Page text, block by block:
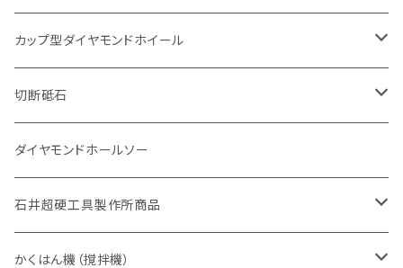
セグメント（特殊凸凹加工チップ
セグメントタイプ
一般道路カッター用
鋳鉄管切断用
セグメントタイプ
埋設鋳鉄管工事対応タイプ
ヒューム管・U字溝切断用
セグメント
セグメント（特殊凸凹加工チップ
アスファルト切断用
一般道路カッター用
セグメント（特殊凸凹加工チップ
セグメント
セグメント（特殊凸凹加工チップ
インターロッキング切断用
セグメントタイプ
一般道路カッター用
鋳鉄管切断用
セグメントタイプ
埋設鋳鉄管工事対応タイプ
ヒューム管・U字溝切断用
セグメントタイプ
セグメント（特殊凸凹加工チップ
アスファルト切断用
一般道路カッター用
セグメントタイプ
一般道路カッター用
鋳鉄管切断用
セグメントタイプ
埋設鋳鉄管工事対応タイプ
ヒューム管・U字溝切断用
セグメントタイプ
アスファルト切断用
一般道路カッター用
有効長 370mm
有効長 250mm
M27
有効長 250mm
255mm（10インチ）
305mm（12インチ）
道路（コンクリート舗装面）
255mm（10インチ）
305mm（12インチ）
道路（アス・コン兼用）
305mm（12インチ）
355mm（14インチ）
V型チップ
ストレート型チップ
U型チップ
カップ型ダイヤモンドホイール
100mm（4インチ）
125mm（5インチ）
切断砥石
金属用
305mm（12インチ）
355mm（14インチ）
非金属用
305mm（12インチ）
ダイヤモンドホールソー
石井超硬工具製作所商品
押し切り（タイル切断機）
かくはん機（撹拌機）